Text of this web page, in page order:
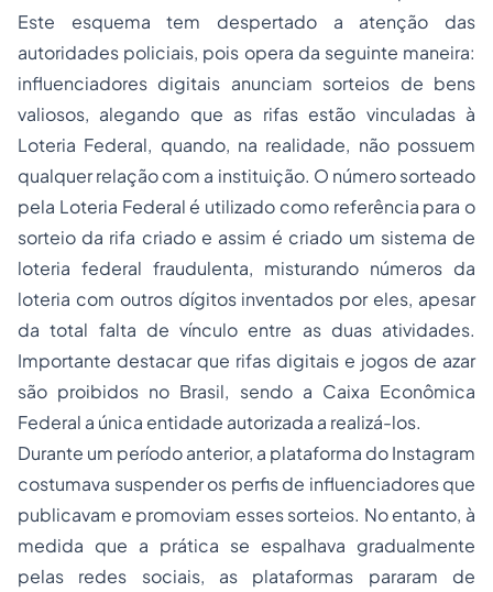
Este esquema tem despertado a atenção das
autoridades policiais, pois opera da seguinte maneira:
influenciadores digitais anunciam sorteios de bens
valiosos, alegando que as rifas estão vinculadas à
Loteria Federal, quando, na realidade, não possuem
qualquer relação com a instituição. O número sorteado
pela Loteria Federal é utilizado como referência para o
sorteio da rifa criado e assim é criado um sistema de
loteria federal fraudulenta, misturando números da
loteria com outros dígitos inventados por eles, apesar
da total falta de vínculo entre as duas atividades.
Importante destacar que rifas digitais e jogos de azar
são proibidos no Brasil, sendo a Caixa Econômica
Federal a única entidade autorizada a realizá-los.
Durante um período anterior, a plataforma do Instagram
costumava suspender os perfis de influenciadores que
publicavam e promoviam esses sorteios. No entanto, à
medida que a prática se espalhava gradualmente
pelas redes sociais, as plataformas pararam de